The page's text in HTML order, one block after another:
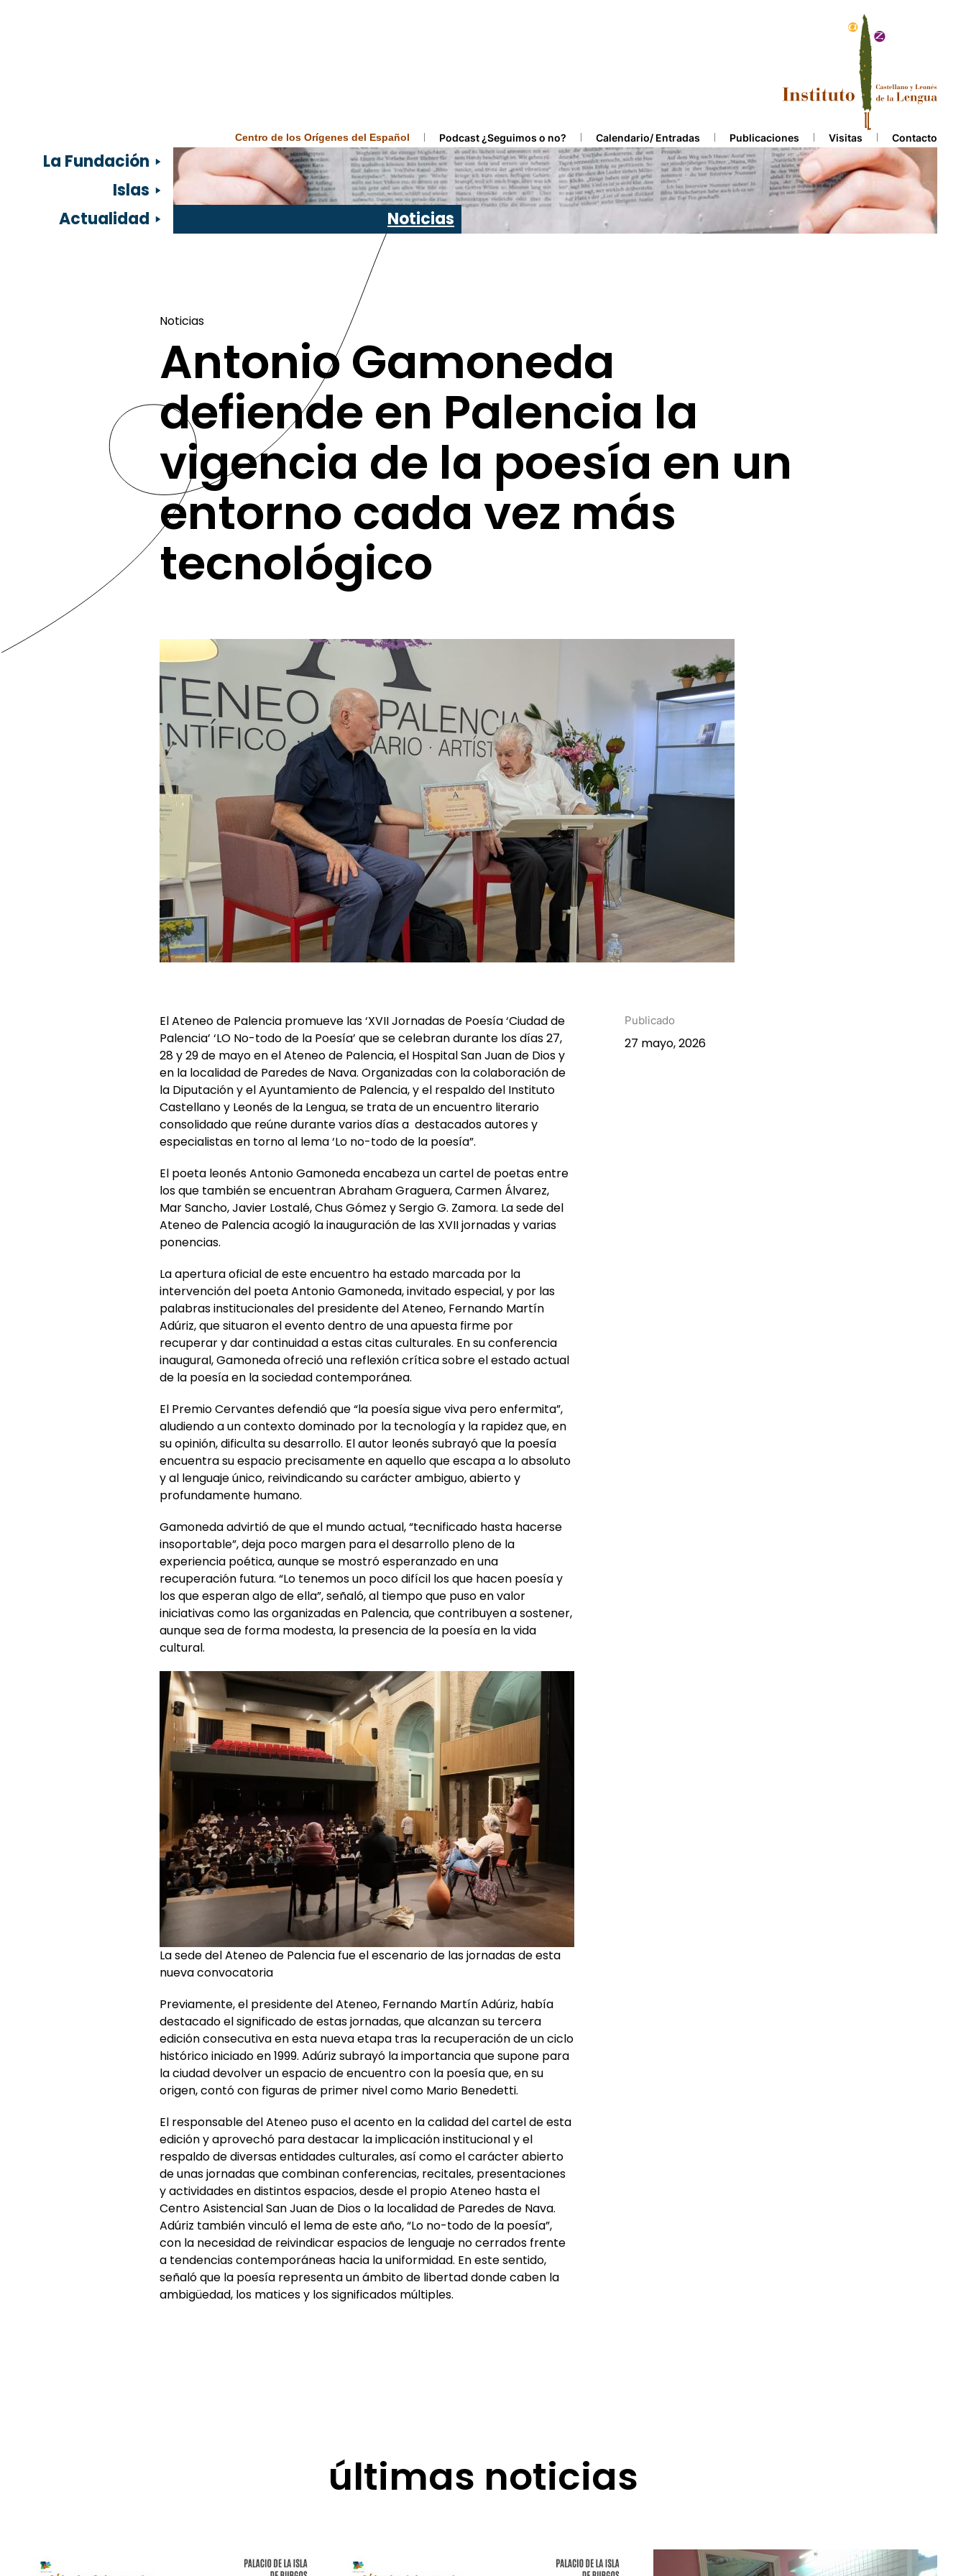
Centro de los Orígenes del Español Podcast ¿Seguimos o no? Calendario/ Entradas Publicaciones Visitas Contacto
La Fundación
Islas
Actualidad
Noticias
Noticias
Antonio Gamoneda
defiende en Palencia la
vigencia de la poesía en un
entorno cada vez más
tecnológico
El Ateneo de Palencia promueve las ‘XVII Jornadas de Poesía ‘Ciudad de
Palencia’ ‘LO No-todo de la Poesía’ que se celebran durante los días 27,
28 y 29 de mayo en el Ateneo de Palencia, el Hospital San Juan de Dios y
en la localidad de Paredes de Nava. Organizadas con la colaboración de
la Diputación y el Ayuntamiento de Palencia, y el respaldo del Instituto
Castellano y Leonés de la Lengua, se trata de un encuentro literario
consolidado que reúne durante varios días a destacados autores y
especialistas en torno al lema ‘Lo no-todo de la poesía”.
El poeta leonés Antonio Gamoneda encabeza un cartel de poetas entre
los que también se encuentran Abraham Graguera, Carmen Álvarez,
Mar Sancho, Javier Lostalé, Chus Gómez y Sergio G. Zamora. La sede del
Ateneo de Palencia acogió la inauguración de las XVII jornadas y varias
ponencias.
La apertura oficial de este encuentro ha estado marcada por la
intervención del poeta Antonio Gamoneda, invitado especial, y por las
palabras institucionales del presidente del Ateneo, Fernando Martín
Adúriz, que situaron el evento dentro de una apuesta firme por
recuperar y dar continuidad a estas citas culturales. En su conferencia
inaugural, Gamoneda ofreció una reflexión crítica sobre el estado actual
de la poesía en la sociedad contemporánea.
El Premio Cervantes defendió que “la poesía sigue viva pero enfermita”,
aludiendo a un contexto dominado por la tecnología y la rapidez que, en
su opinión, dificulta su desarrollo. El autor leonés subrayó que la poesía
encuentra su espacio precisamente en aquello que escapa a lo absoluto
y al lenguaje único, reivindicando su carácter ambiguo, abierto y
profundamente humano.
Gamoneda advirtió de que el mundo actual, “tecnificado hasta hacerse
insoportable”, deja poco margen para el desarrollo pleno de la
experiencia poética, aunque se mostró esperanzado en una
recuperación futura. “Lo tenemos un poco difícil los que hacen poesía y
los que esperan algo de ella”, señaló, al tiempo que puso en valor
iniciativas como las organizadas en Palencia, que contribuyen a sostener,
aunque sea de forma modesta, la presencia de la poesía en la vida
cultural.
La sede del Ateneo de Palencia fue el escenario de las jornadas de esta
nueva convocatoria
Previamente, el presidente del Ateneo, Fernando Martín Adúriz, había
destacado el significado de estas jornadas, que alcanzan su tercera
edición consecutiva en esta nueva etapa tras la recuperación de un ciclo
histórico iniciado en 1999. Adúriz subrayó la importancia que supone para
la ciudad devolver un espacio de encuentro con la poesía que, en su
origen, contó con figuras de primer nivel como Mario Benedetti.
El responsable del Ateneo puso el acento en la calidad del cartel de esta
edición y aprovechó para destacar la implicación institucional y el
respaldo de diversas entidades culturales, así como el carácter abierto
de unas jornadas que combinan conferencias, recitales, presentaciones
y actividades en distintos espacios, desde el propio Ateneo hasta el
Centro Asistencial San Juan de Dios o la localidad de Paredes de Nava.
Adúriz también vinculó el lema de este año, “Lo no-todo de la poesía”,
con la necesidad de reivindicar espacios de lenguaje no cerrados frente
a tendencias contemporáneas hacia la uniformidad. En este sentido,
señaló que la poesía representa un ámbito de libertad donde caben la
ambigüedad, los matices y los significados múltiples.
Publicado
27 mayo, 2026
últimas noticias